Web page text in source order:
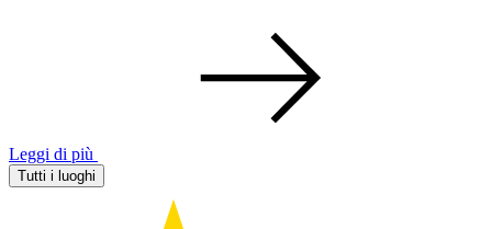
Leggi di più
Tutti i luoghi